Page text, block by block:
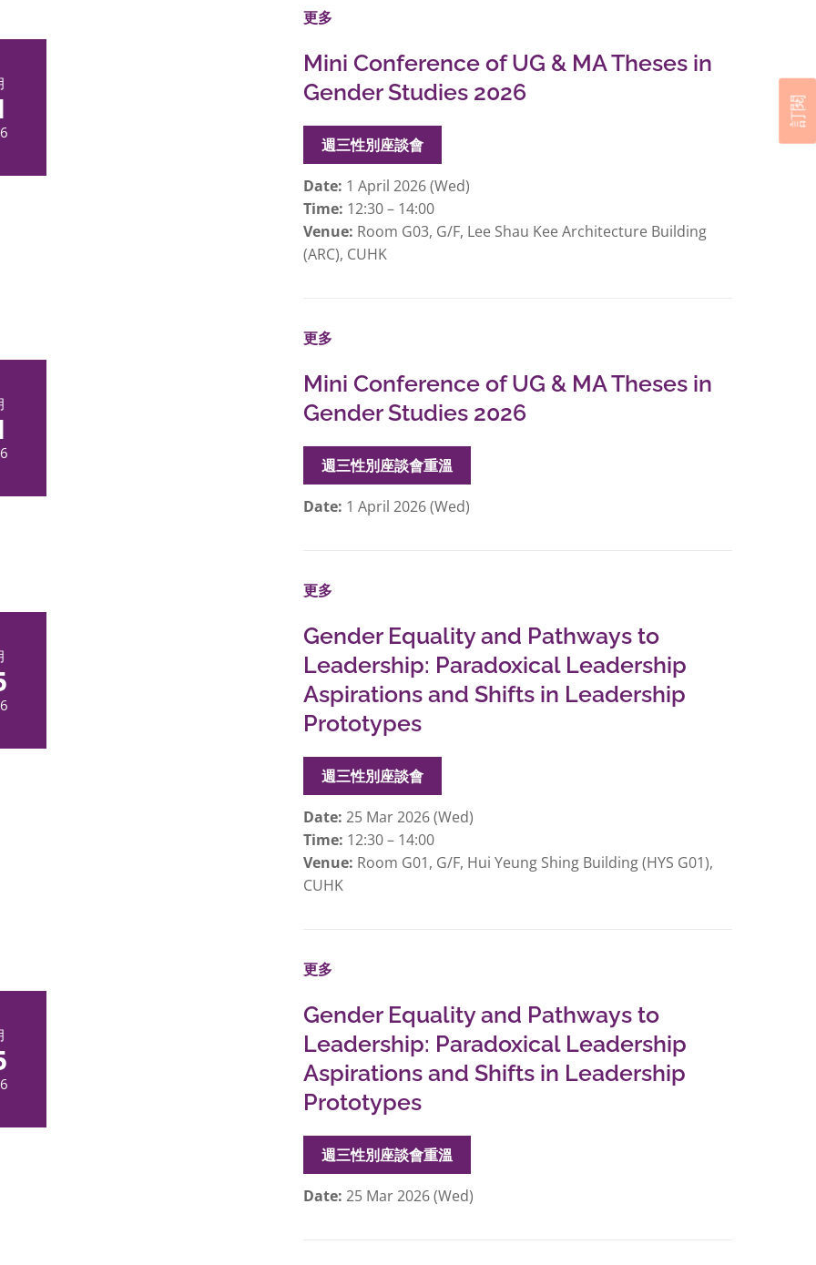
更多
Mini Conference of UG & MA Theses in
Gender Studies 2026
週三性別座談會
Date: 1 April 2026 (Wed)
Time: 12:30 – 14:00
Venue: Room G03, G/F, Lee Shau Kee Architecture Building
(ARC), CUHK
更多
Mini Conference of UG & MA Theses in
Gender Studies 2026
週三性別座談會重溫
Date: 1 April 2026 (Wed)
更多
Gender Equality and Pathways to
Leadership: Paradoxical Leadership
Aspirations and Shifts in Leadership
Prototypes
週三性別座談會
Date: 25 Mar 2026 (Wed)
Time: 12:30 – 14:00
Venue: Room G01, G/F, Hui Yeung Shing Building (HYS G01),
CUHK
更多
Gender Equality and Pathways to
Leadership: Paradoxical Leadership
Aspirations and Shifts in Leadership
Prototypes
週三性別座談會重溫
Date: 25 Mar 2026 (Wed)
訂閱